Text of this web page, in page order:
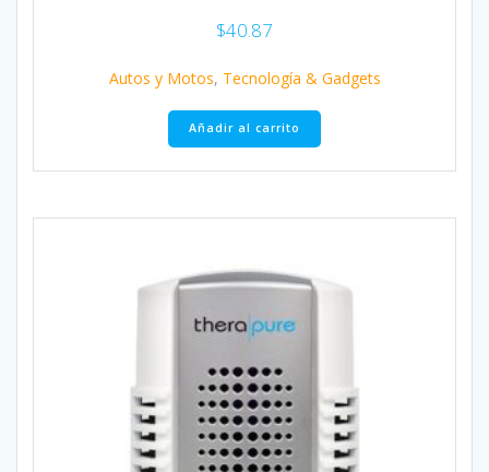
$40.87
Autos y Motos, Tecnología & Gadgets
Añadir al carrito